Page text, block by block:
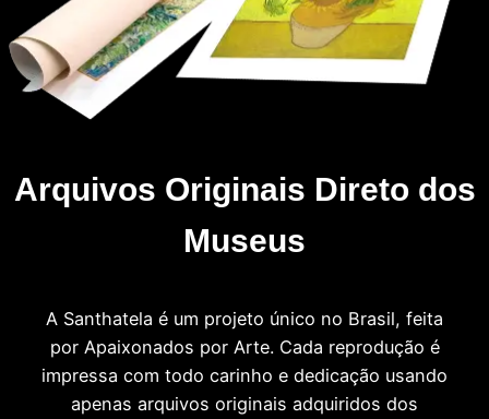
Arquivos Originais Direto dos
Museus
A Santhatela é um projeto único no Brasil, feita
por Apaixonados por Arte. Cada reprodução é
impressa com todo carinho e dedicação usando
apenas arquivos originais adquiridos dos